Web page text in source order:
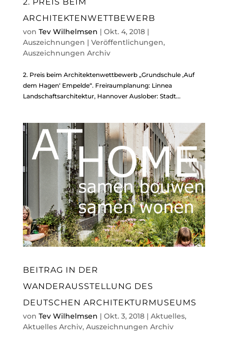
2. PREIS BEIM
ARCHITEKTENWETTBEWERB
von Tev Wilhelmsen | Okt. 4, 2018|
Auszeichnungen | Veröffentlichungen,
Auszeichnungen Archiv
2. Preis beim Architektenwettbewerb „Grundschule ‚Auf
dem Hagen‘ Empelde“. Freiraumplanung: Linnea
Landschaftsarchitektur, Hannover Auslober: Stadt...
BEITRAG IN DER
WANDERAUSSTELLUNG DES
DEUTSCHEN ARCHITEKTURMUSEUMS
von Tev Wilhelmsen | Okt. 3, 2018| Aktuelles,
Aktuelles Archiv, Auszeichnungen Archiv